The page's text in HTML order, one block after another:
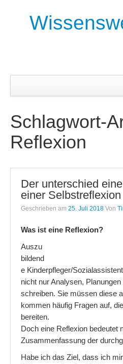
Anforderungen an die
Anleitung für eine Buchanalyse
Planung für Erzieher
Planung und Durchführung
Tagesplanung für Erzieher
Wie erschließe ich einen Text
Worauf man bei einer
Immer wieder Milchstau
Nasensauger für Baby´s hilft
Schlagwort-
Reflexion
Der unterschied
einer Selbstreflexion
Geschrieben am 25. Juli 2018 Von
Was ist eine Reflexion?
Auszu
bildend
e Kinderpfleger/
nicht nur Analysen,
schreiben. Sie müssen diese
kommen häufig Fragen auf,
bereiten.
Doch eine Reflexion bedeutet
Zusammenfassung der
Habe ich das Ziel, dass ich